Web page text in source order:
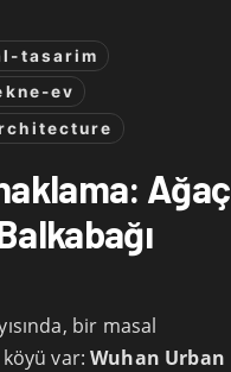
tasarim
ev
Ağaç
bir masal
köyü var:Wuhan Urban